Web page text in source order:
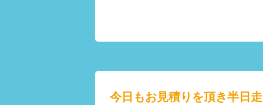
今日もお見積りを頂き半日走